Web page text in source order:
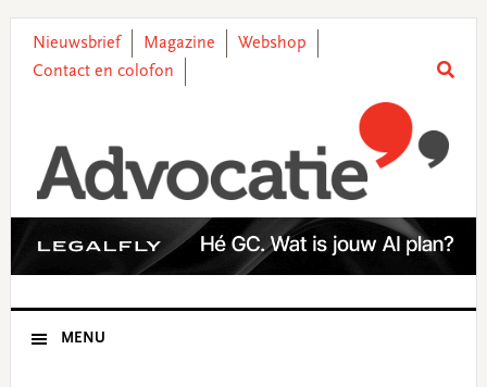
primary
main
primary
footer
Nieuwsbrief Magazine
Webshop
Contact en colofon
MENU